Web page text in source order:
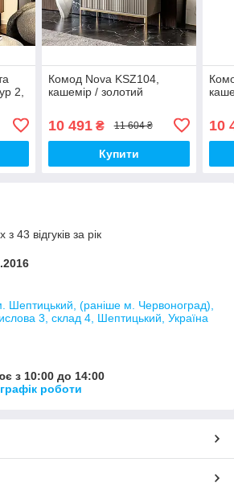
2,
Комод Nova KSZ104,
кашемір / золотий
10 491₴ 11 604 ₴
Купити
10
43 відгуків за рік
Шептицький, (раніше м. Червоноград),
3, склад 4, Шептицький, Україна
з 10:00 до 14:00
роботи